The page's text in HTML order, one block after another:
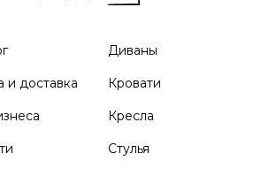
и доставка
Диваны
Кровати
Кресла
Стулья